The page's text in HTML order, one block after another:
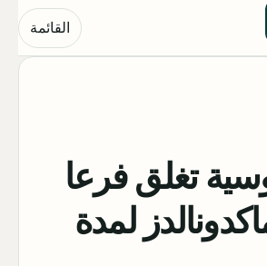
القائمة
تغلق فرعا
لمدة